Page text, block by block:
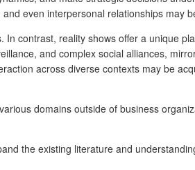
even interpersonal relationships may
contrast, reality shows offer a unique
and complex social alliances,
across diverse contexts may be
domains outside of business
the existing literature and